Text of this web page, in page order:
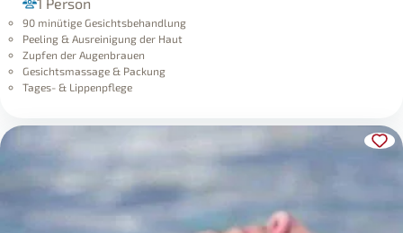
1 Person
90 minütige Gesichtsbehandlung
Peeling & Ausreinigung der Haut
Zupfen der Augenbrauen
Gesichtsmassage & Packung
Tages- & Lippenpflege